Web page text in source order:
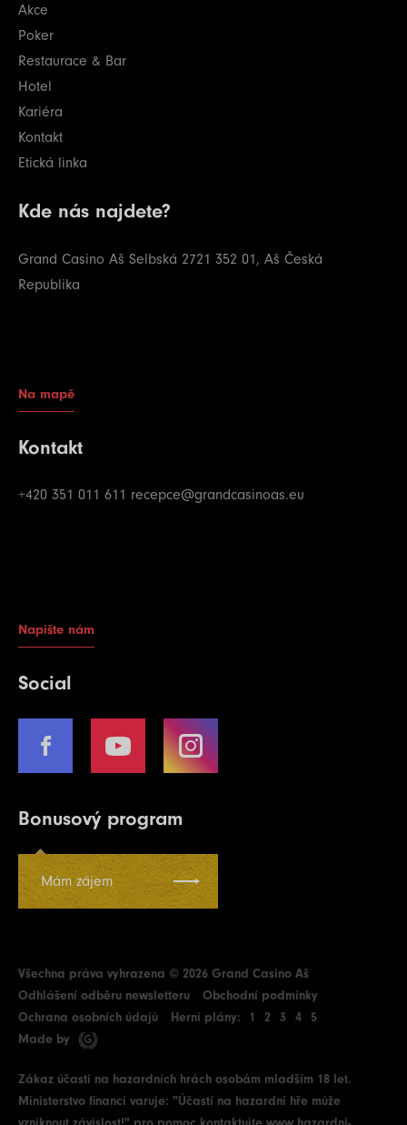
Akce
Poker
Restaurace & Bar
Hotel
Kariéra
Kontakt
Etická linka
Kde nás najdete?
Grand Casino Aš Selbská 2721 352 01, Aš Česká
Republika
Na mapě
Kontakt
+420 351 011 611 recepce@grandcasinoas.eu
Napište nám
Social
Bonusový program
Mám zájem
Všechna práva vyhrazena © 2026 Grand Casino Aš
Odhlášení odběru newsletteru
Obchodní podmínky
Ochrana osobních údajů
Herní plány: 1 2 3 4
5
Made by
Zákaz účasti na hazardních hrách osobám mladším 18 let.
Ministerstvo financí varuje: "Účastí na hazardní hře může